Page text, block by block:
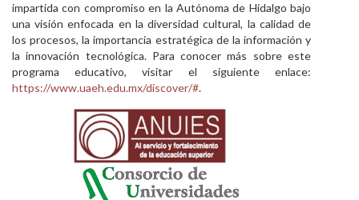
impartida con compromiso en la Autónoma de Hidalgo bajo
una visión enfocada en la diversidad cultural, la calidad de
los procesos, la importancia estratégica de la información y
la innovación tecnológica. Para conocer más sobre este
programa educativo, visitar el siguiente enlace:
https://www.uaeh.edu.mx/discover/#.